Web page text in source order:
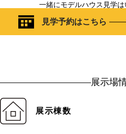
一緒にモデルハウス見学
見学予約はこちら
展示場
展示棟数